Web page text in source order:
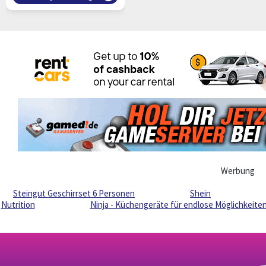
Werbung
Steingut Geschirrset 6 Personen
Shein
Nutrition
Ninja - Küchengeräte für endlose